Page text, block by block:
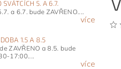
SVÁTCÍCH 5. A 6.7.
a 6.7. bude ZAVŘENO....
více
1.5 A 8.5
ZAVŘENO a 8.5. bude
17:00....
více